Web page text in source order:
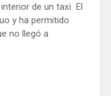
de un taxi. El
y ha permitido
no llegó a